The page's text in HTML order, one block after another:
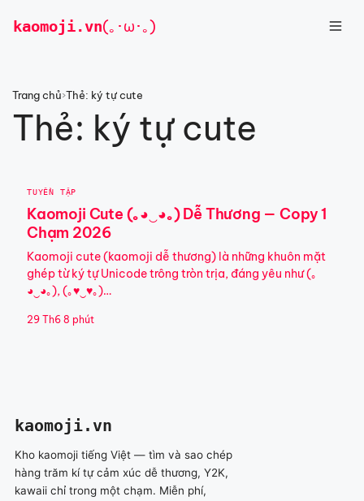
đếnkaomoji.vn(｡･ω･｡)
Trang chủ›Thẻ: ký tự cute
Thẻ: ký tự cute
TUYỂN TẬP
Kaomoji Cute (｡◕‿◕｡) Dễ Thương — Copy 1
Chạm 2026
Kaomoji cute (kaomoji dễ thương) là những khuôn mặt
ghép từ ký tự Unicode trông tròn trịa, đáng yêu như (｡
◕‿◕｡), (｡♥‿♥｡)…
29 Th6 8 phút
kaomoji.vn
Kho kaomoji tiếng Việt — tìm và sao chép
hàng trăm kí tự cảm xúc dễ thương, Y2K,
kawaii chỉ trong một chạm. Miễn phí,